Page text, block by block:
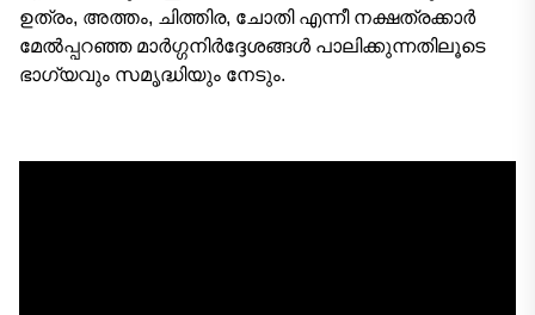
ഉത്രം, അത്തം, ചിത്തിര, ചോതി എന്നീ നക്ഷത്രക്കാർ
മേൽപ്പറഞ്ഞ മാർഗ്ഗനിർദ്ദേശങ്ങൾ പാലിക്കുന്നതിലൂടെ
ഭാഗ്യവും സമൃദ്ധിയും നേടും.